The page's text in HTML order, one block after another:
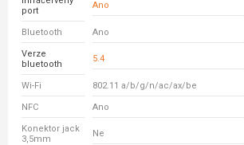
port
Ano
Bluetooth Ano
Verze
bluetooth
5.4
Wi-Fi 802.11 a/b/g/n/ac/ax/be
NFC Ano
Konektor jack
3,5mm
Ne